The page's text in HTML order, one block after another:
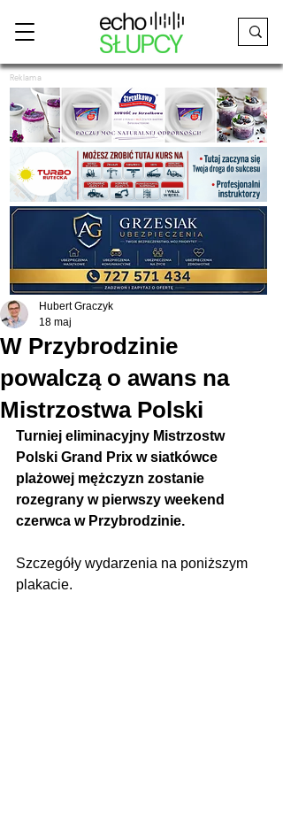
Reklama
W Przybrodzinie
powalczą o awans na
Mistrzostwa Polski
Hubert Graczyk
18 maj
Turniej eliminacyjny Mistrzostw
Polski Grand Prix w siatkówce
plażowej mężczyzn zostanie
rozegrany w pierwszy weekend
czerwca w Przybrodzinie.
Szczegóły wydarzenia na poniższym
plakacie.